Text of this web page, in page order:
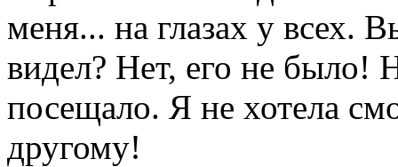
меня... на глазах у всех.
видел? Нет, его не было!
посещало. Я не хотела
другому!